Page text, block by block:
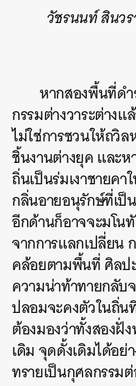
วัชรนนท์ สินว
หากสองพื้นที่ดำ
กรรมต่างวาระต่าง
ไม่ใช่การชวนให้ถวิ
ชิ้นงานต่างยุค และห
ถิ่นเป็นร่มเงาชายค
กลิ่นอายอนุรักษ์ที่เ
อีกด้านก็อาจจะมโ
จากการแลกเปลี่ยน
คล้อยตามพื้นที่ ศิลป
ความน่าท้าทายกลับ
ปลอมจะคงตัวในถิ่น
ต้องมองว่าทั้งสองฝั่
เดิม จุดดั้งเดิมได้อย่
ทรายเป็นกุศลกรรม